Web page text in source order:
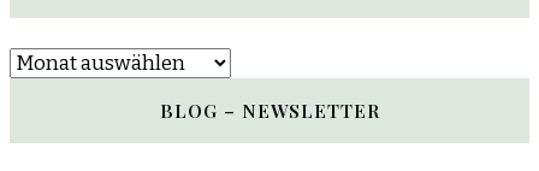
Archiv
BLOG – NEWSLETTER